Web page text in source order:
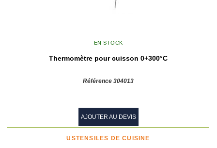
EN STOCK
Thermomètre pour cuisson 0+300°C
Référence 304013
AJOUTER AU DEVIS
USTENSILES DE CUISINE